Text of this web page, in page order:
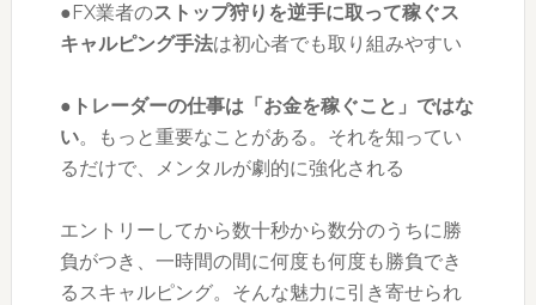
●FX業者のストップ狩りを逆手に取って稼ぐス
キャルピング手法は初心者でも取り組みやすい
● トレーダーの仕事は「お金を稼ぐこと」ではな
い。もっと重要なことがある。それを知ってい
るだけで、メンタルが劇的に強化される
エントリーしてから数十秒から数分のうちに勝
負がつき、一時間の間に何度も何度も勝負でき
るスキャルピング。そんな魅力に引き寄せられ